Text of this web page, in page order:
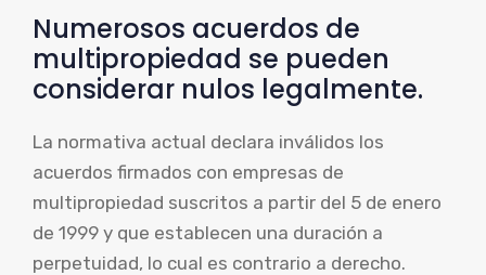
Numerosos acuerdos de
multipropiedad se pueden
considerar nulos legalmente.
La normativa actual declara inválidos los
acuerdos firmados con empresas de
multipropiedad suscritos a partir del 5 de enero
de 1999 y que establecen una duración a
perpetuidad, lo cual es contrario a derecho.